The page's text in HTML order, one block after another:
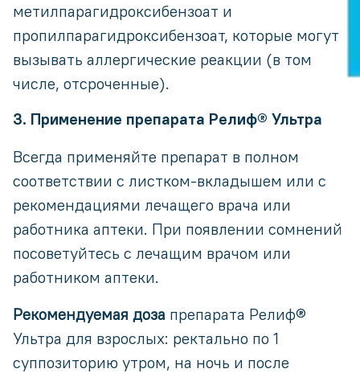
метилпарагидроксибензоат и
пропилпарагидрокcибензоат, которые могут
вызывать аллергические реакции (в том
числе, отсроченные).
3. Применение препарата Релиф® Ультра
Всегда применяйте препарат в полном
соответствии с листком-вкладышем или с
рекомендациями лечащего врача или
работника аптеки. При появлении сомнений
посоветуйтесь с лечащим врачом или
работником аптеки.
Рекомендуемая доза препарата Релиф®
Ультра для взрослых: ректально по 1
суппозиторию утром, на ночь и после